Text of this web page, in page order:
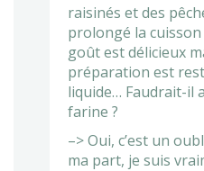
raisinés et des
prolongé la cuisson
goût est délicieux
préparation est
liquide… Faudrait-il
farine ?
–> Oui, c’est un
ma part, je suis